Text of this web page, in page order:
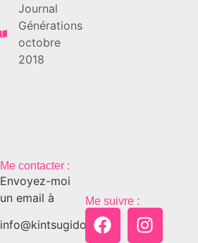
Journal
Générations
octobre
2018
Me contacter :
Envoyez-moi
un email à
info@kintsugido.ch
Me suivre :